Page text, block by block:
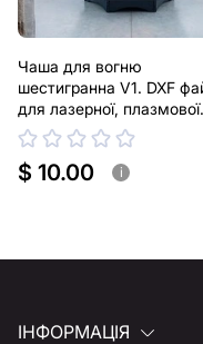
Чаша для вогню
шестигранна V1. DXF
для лазерної, плазмової
різки
$ 10.00 i
ІНФОРМАЦІЯ